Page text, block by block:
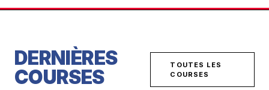
DERNIÈRES
COURSES
TOUTES LES
COURSES